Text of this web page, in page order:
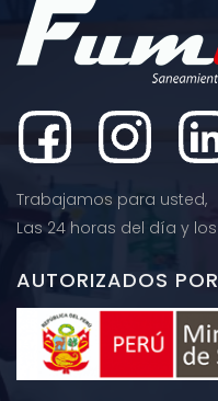
Trabajamos para usted,
Las 24 horas del día y
AUTORIZADOS